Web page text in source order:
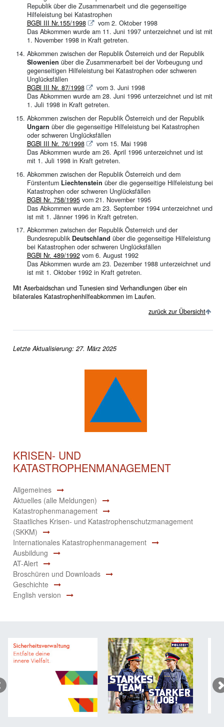
Republik über die Zusammenarbeit und die gegenseitige
Hilfeleistung bei Katastrophen
BGBl III Nr.155/1998
vom 2. Oktober 1998
Das Abkommen wurde am 11. Juni 1997 unterzeichnet und ist mit
1. November 1998 in Kraft getreten.
Abkommen zwischen der Republik Österreich und der Republik
Slowenien über die Zusammenarbeit bei der Vorbeugung und
gegenseitigen Hilfeleistung bei Katastrophen oder schweren
Unglücksfällen
BGBl III Nr. 87/1998
vom 3. Juni 1998
Das Abkommen wurde am 28. Juni 1996 unterzeichnet und ist mit
1. Juli 1998 in Kraft getreten.
Abkommen zwischen der Republik Österreich und der Republik
Ungarn über die gegenseitige Hilfeleistung bei Katastrophen
oder schweren Unglücksfällen
BGBl III Nr. 76/1998
vom 15. Mai 1998
Das Abkommen wurde am 26. April 1996 unterzeichnet und ist
mit 1. Juli 1998 in Kraft getreten.
Abkommen zwischen der Republik Österreich und dem
Fürstentum Liechtenstein über die gegenseitige Hilfeleistung bei
Katastrophen oder schweren Unglücksfällen
BGBl Nr. 758/1995vom 21. November 1995
Das Abkommen wurde am 23. September 1994 unterzeichnet und
ist mit 1. Jänner 1996 in Kraft getreten.
Abkommen zwischen der Republik Österreich und der
Bundesrepublik Deutschland über die gegenseitige Hilfeleistung
bei Katastrophen oder schweren Unglücksfällen
BGBl Nr. 489/1992vom 6. August 1992
Das Abkommen wurde am 23. Dezember 1988 unterzeichnet und
ist mit 1. Oktober 1992 in Kraft getreten.
Mit Aserbaidschan und Tunesien sind Verhandlungen über ein
bilaterales Katastrophenhilfeabkommen im Laufen.
zurück zur Übersicht
Letzte Aktualisierung: 27. März 2025
KRISEN- UND
KATASTROPHENMANAGEMENT
Allgemeines
Aktuelles (alle Meldungen)
Katastrophenmanagement
Staatliches Krisen- und Katastrophenschutzmanagement
(SKKM)
Internationales Katastrophenmanagement
Ausbildung
AT-Alert
Broschüren und Downloads
Geschichte
English version